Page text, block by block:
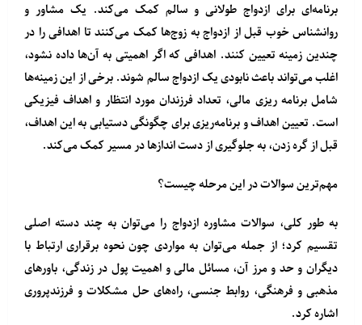
برنامه‌ای برای ازدواج طولانی و سالم کمک می‌کند. یک مشاور و
روانشناس خوب قبل از ازدواج به زوج‌ها کمک می‌کنند تا اهدافی را در
چندین زمینه تعیین کنند. اهدافی که اگر اهمیتی به آن‌ها داده نشود،
اغلب می‌تواند باعث نابودی یک ازدواج سالم شوند. برخی از این زمینه‌ها
شامل برنامه ریزی مالی، تعداد فرزندان مورد انتظار و اهداف فیزیکی
است. تعیین اهداف و برنامه‌ریزی برای چگونگی دستیابی به این اهداف،
قبل از گره زدن، به جلوگیری از دست اندازها در مسیر کمک می‌کند.
مهم‌ترین سوالات در این مرحله چیست؟
به طور کلی، سوالات مشاوره ازدواج را می‌توان به چند دسته اصلی
تقسیم کرد؛ از جمله می‌توان به مواردی چون نحوه برقراری ارتباط با
دیگران و حد و مرز آن، مسائل مالی و اهمیت پول در زندگی، باورهای
مذهبی و فرهنگی، روابط جنسی، راه‌های حل مشکلات و فرزندپروری
اشاره کرد.